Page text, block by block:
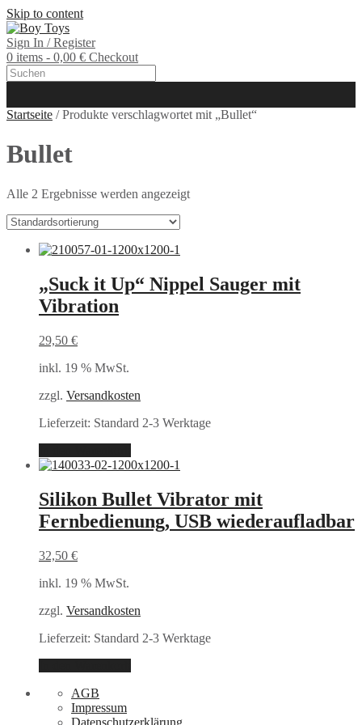
Skip to content
Sign In / Register
0 items - 0,00 € Checkout
Startseite / Produkte verschlagwortet mit „Bullet“
Bullet
Alle 2 Ergebnisse werden angezeigt
„Suck it Up“ Nippel Sauger mit
Vibration
29,50 €
inkl. 19 % MwSt.
zzgl. Versandkosten
Lieferzeit: Standard 2-3 Werktage
Silikon Bullet Vibrator mit
Fernbedienung, USB wiederaufladbar
32,50 €
inkl. 19 % MwSt.
zzgl. Versandkosten
Lieferzeit: Standard 2-3 Werktage
AGB
Impressum
Datenschutzerklärung